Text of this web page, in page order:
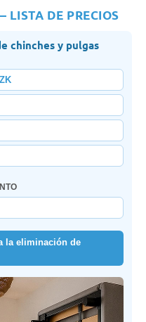
LISTA DE PRECIOS
chinches y pulgas
la eliminación de